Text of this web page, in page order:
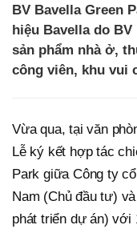
BV Bavella Green
hiệu Bavella do
sản phẩm nhà ở,
công viên, khu vui
Vừa qua, tại văn
Lễ ký kết hợp tác
Park giữa Công ty
Nam (Chủ đầu tư)
phát triển dự án) với